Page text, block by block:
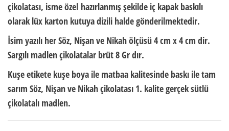
çikolatası, isme özel hazırlanmış şekilde iç kapak baskılı
olaraklüx karton kutuya dizili haldegönderilmektedir.
İsim yazılı her Söz, Nişan ve Nikah ölçüsü4 cm x 4 cm dir.
Sargılı madlen çikolatalar brüt8 Grdır.
Kuşe etikete kuşe boya ile matbaa kalitesinde baskı ile tam
sarım Söz, Nişan ve Nikah çikolatası 1. kalite gerçek sütlü
çikolatalı madlen.